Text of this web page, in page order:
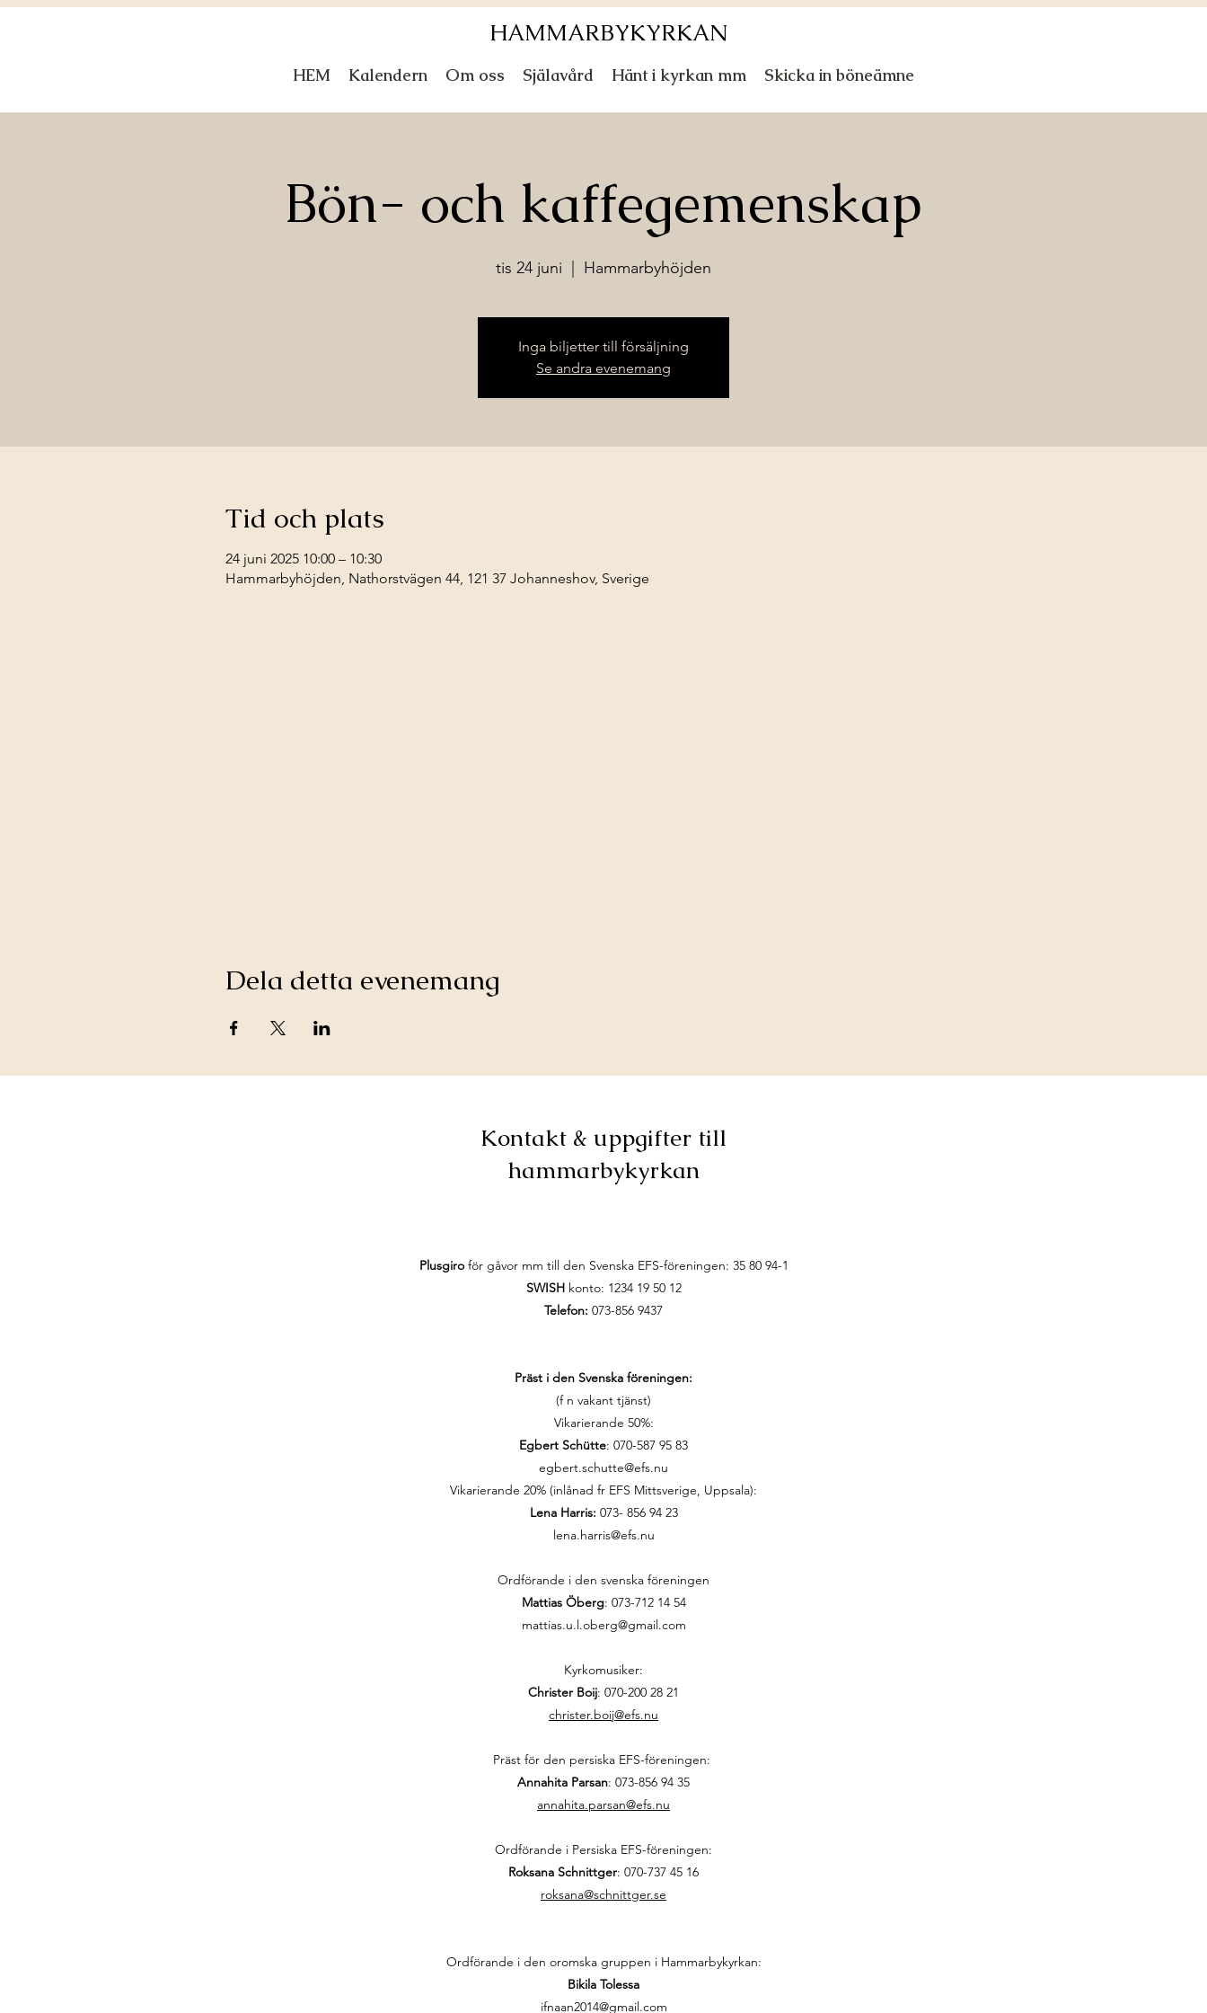
HAMMARBYKYRKAN
HEM Kalendern Om oss Själavård Hänt i kyrkan mm Skicka in böneämne
Bön- och kaffegemenskap
tis 24 juni Hammarbyhöjden
Inga biljetter till försäljning
Se andra evenemang
Tid och plats
24 juni 2025 10:00 – 10:30
Hammarbyhöjden, Nathorstvägen 44, 121 37 Johanneshov, Sverige
Dela detta evenemang
Kontakt & uppgifter till
hammarbykyrkan
Präst i den Svenska föreningen:
(f n vakant tjänst)
Vikarierande 50%:
Egbert Schütte: 070-587 95 83
egbert.schutte@efs.nu
Vikarierande 20% (inlånad fr EFS Mittsverige, Uppsala):
Lena Harris: 073- 856 94 23
lena.harris@efs.nu
Ordförande i den svenska föreningen
Mattias Öberg: 073-712 14 54
mattias.u.l.oberg@gmail.com
Kyrkomusiker:
Christer Boij: 070-200 28 21
christer.boij@efs.nu
Präst för den persiska EFS-föreningen:
Annahita Parsan: 073-856 94 35
annahita.parsan@efs.nu
Ordförande i Persiska EFS-föreningen:
Roksana Schnittger: 070-737 45 16
roksana@schnittger.se
Ordförande i den oromska gruppen i Hammarbykyrkan:
Bikila Tolessa
ifnaan2014@gmail.com
Plusgiroför gåvor mm till den Svenska EFS-föreningen: 35 80 94-1
SWISHkonto: 1234 19 50 12
Telefon: 073-856 9437